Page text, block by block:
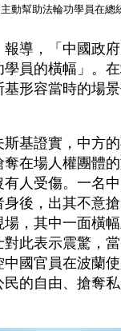
動幫助法輪功學員在總
導，「中國政
員的橫幅」。
基形容當時的場
基證實，中方
在場人權團體
有人受傷。一名
後，出其不意
，其中一面橫
對此表示震驚，
中國官員在波蘭
的自由、搶奪私